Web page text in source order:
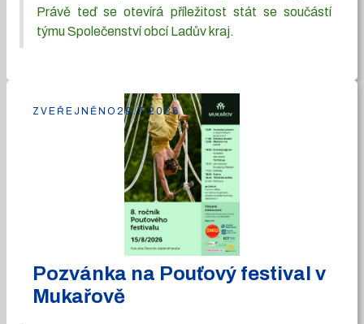
Právě teď se otevírá příležitost stát se součástí
týmu Společenství obcí Ladův kraj.
Pozvánka na Pouťový festival v
Mukařově
ZVEŘEJNĚNO 29.7.2026